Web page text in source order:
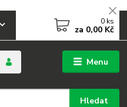
Menu
Hledat
0 ks
za 0,00 Kč